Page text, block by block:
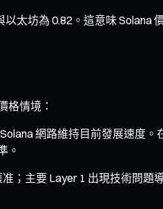
太坊為 0.82。這意味 Solana
格情境：
網路維持目前發展速度
。
；主要 Layer 1 出現技術問